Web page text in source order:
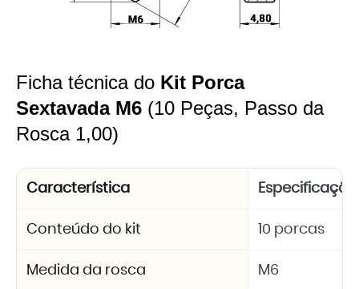
Ficha técnica do Kit Porca
Sextavada M6 (10 Peças, Passo da
Rosca 1,00)
Característica Especificação
Conteúdo do kit 10 porcas
Medida da rosca M6